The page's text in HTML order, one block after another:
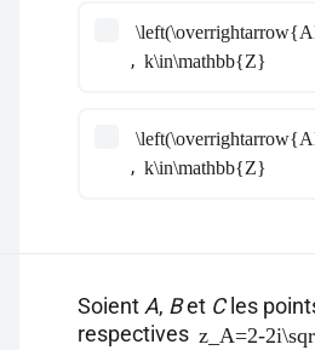
, k\in\mathbb{Z}
, k\in\mathbb{Z}
Soient A, Bet Cles
respectives z_A=2-